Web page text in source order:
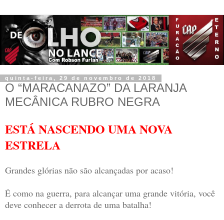
quinta-feira, 29 de novembro de 2018
O “MARACANAZO” DA LARANJA
MECÂNICA RUBRO NEGRA
ESTÁ NASCENDO UMA NOVA
ESTRELA
Grandes glórias não são alcançadas por acaso!
É como na guerra, para alcançar uma grande vitória, você
deve conhecer a derrota de uma batalha!